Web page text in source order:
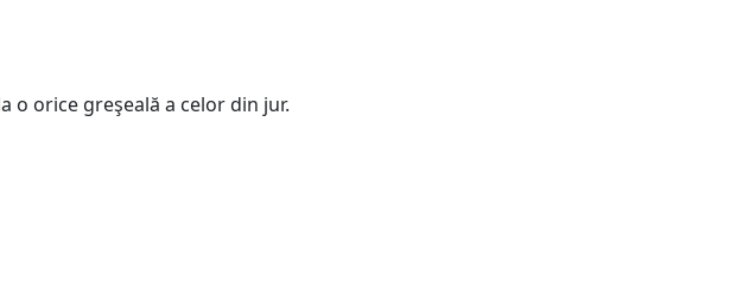
o orice greşeală a celor din jur.